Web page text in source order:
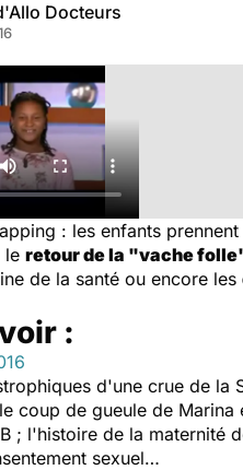
Docteurs
: les enfants
le retour de la "vache
de la santé ou encore les
:
d'une crue de
coup de gueule de
; l'histoire de la maternité
sexuel…